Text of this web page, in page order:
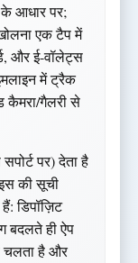
के आधार पर;
एक टैप में
और ई-वॉलेट्स
में ट्रैक
कैमरा/गैलरी से
पर) देता है
की सूची
डिपॉज़िट
बदलते ही ऐप
चलता है और